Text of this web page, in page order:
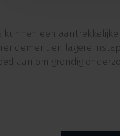
kunnen een
en lagere
aan om grondig